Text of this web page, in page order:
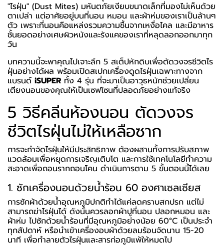
"ไรฝุ่น" (Dust Mites) มหันตภัยเงียบขนาดเล็กที่มองไม่เห็นด้วย
ตาเปล่า แต่อาศัยอยู่บนที่นอน หมอน และผ้าห่มของเราเป็นล้านๆ
ตัว เพราะที่นอนคือแหล่งรวมความชื้นจากเหงื่อไคล และมีอาหาร
ชั้นยอดอย่างเศษผิวหนังและรังแคของเราที่หลุดลอกออกมาทุก
วัน
บทความนี้จะพาคุณไปเจาะลึก 5 สเต็ปหักดิบเพื่อตัดวงจรชีวิตไร
ฝุ่นอย่างได้ผล พร้อมเปิดสเปกเครื่องดูดไรฝุ่นเฉพาะทางจาก
แบรนด์ iSUPER ทั้ง 4 รุ่น ที่จะมาเป็นอาวุธหนักช่วยเปลี่ยน
เตียงนอนของคุณให้เป็นเซฟโซนที่ปลอดภัยอย่างแท้จริง
5 วิธีคลีนห้องนอน ตัดวงจร
ชีวิตไรฝุ่นไม่ให้เหลือซาก
การจะกำจัดไรฝุ่นให้มีประสิทธิภาพ ต้องผสานทั้งการปรับสภาพ
แวดล้อมเพื่อหยุดการเจริญเติบโต และการใช้เทคโนโลยีทำความ
สะอาดเพื่อถอนรากถอนโคน ดำเนินการตาม 5 ขั้นตอนนี้ได้เลย
1. ซักเครื่องนอนด้วยน้ำร้อน 60 องศาเซลเซียส
การซักผ้าด้วยน้ำอุณหภูมิปกติทำได้แค่ลดคราบสกปรก แต่ไม่
สามารถฆ่าไรฝุ่นได้ ดังนั้นควรลอกผ้าปูที่นอน ปลอกหมอน และ
ผ้าห่ม ไปซักด้วยน้ำร้อนที่มีอุณหภูมิอย่างน้อย 60°C เป็นประจำ
ทุกสัปดาห์ หรือนำเข้าเครื่องอบผ้าด้วยลมร้อนจัดนาน 15-20
นาที เพื่อทำลายตัวไรฝุ่นและสารก่อภูมิแพ้ให้หมดไป